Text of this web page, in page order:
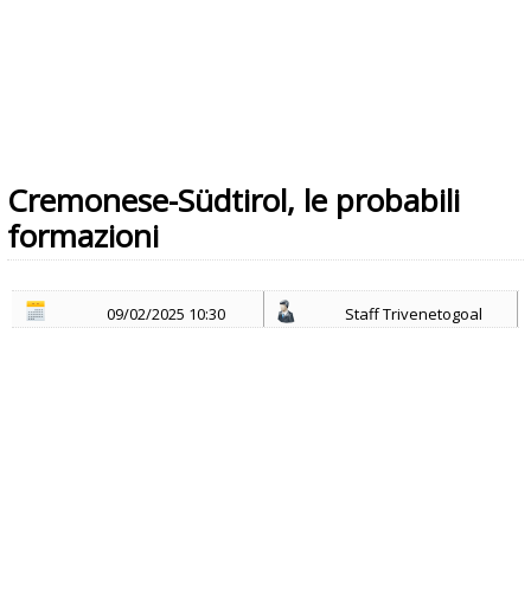
Cremonese-Südtirol, le probabili
formazioni
09/02/2025 10:30 Staff Trivenetogoal